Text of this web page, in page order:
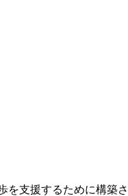
を支援するために構